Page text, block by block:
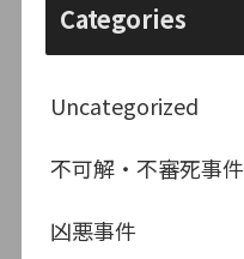
Categories
Uncategorized
不可解・不審死事件
凶悪事件